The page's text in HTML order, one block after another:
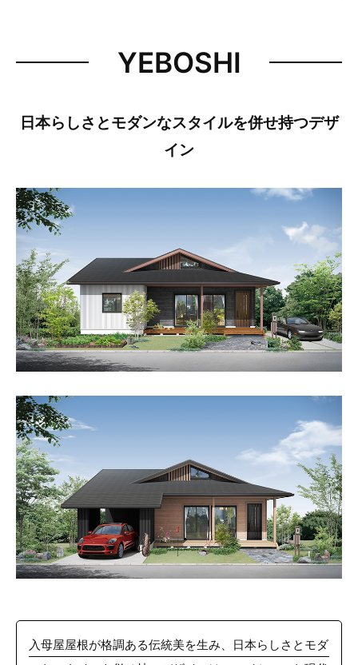
YEBOSHI
日本らしさとモダンなスタイルを併せ持つデザ
イン
入母屋屋根が格調ある伝統美を生み、日本らしさとモダ